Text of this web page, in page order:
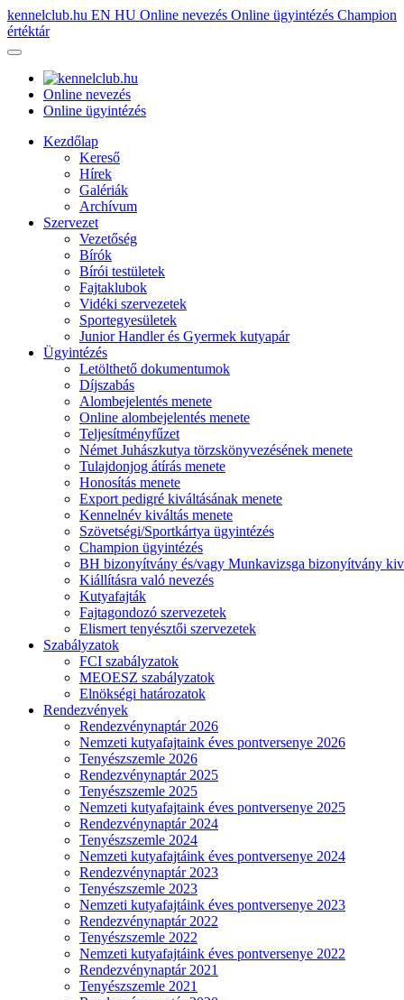
kennelclub.hu EN HU Online nevezés Online ügyintézés Champion
értéktár
Online nevezés
Online ügyintézés
Kezdőlap
Kereső
Hírek
Galériák
Archívum
Szervezet
Vezetőség
Bírók
Bírói testületek
Fajtaklubok
Vidéki szervezetek
Sportegyesületek
Junior Handler és Gyermek kutyapár
Ügyintézés
Letölthető dokumentumok
Díjszabás
Alombejelentés menete
Online alombejelentés menete
Teljesítményfűzet
Német Juhászkutya törzskönyvezésének menete
Tulajdonjog átírás menete
Honosítás menete
Export pedigré kiváltásának menete
Kennelnév kiváltás menete
Szövetségi/Sportkártya ügyintézés
Champion ügyintézés
BH bizonyítvány és/vagy Munkavizsga bizonyítvány
Kiállításra való nevezés
Kutyafajták
Fajtagondozó szervezetek
Elismert tenyésztői szervezetek
Szabályzatok
FCI szabályzatok
MEOESZ szabályzatok
Elnökségi határozatok
Rendezvények
Rendezvénynaptár 2026
Nemzeti kutyafajtaink éves pontversenye 2026
Tenyészszemle 2026
Rendezvénynaptár 2025
Tenyészszemle 2025
Nemzeti kutyafajtaink éves pontversenye 2025
Rendezvénynaptár 2024
Tenyészszemle 2024
Nemzeti kutyafajtáink éves pontversenye 2024
Rendezvénynaptár 2023
Tenyészszemle 2023
Nemzeti kutyafajtáink éves pontversenye 2023
Rendezvénynaptár 2022
Tenyészszemle 2022
Nemzeti kutyafajtáink éves pontversenye 2022
Rendezvénynaptár 2021
Tenyészszemle 2021